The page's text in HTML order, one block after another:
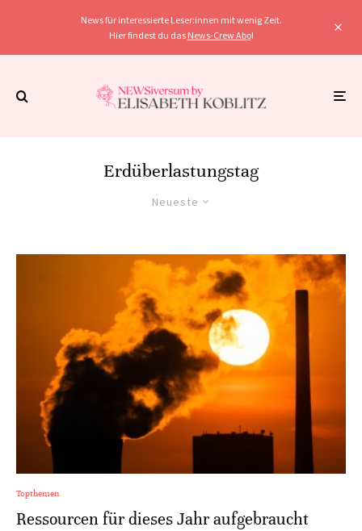
News für interessierte Leser:innen mit wenig Zeit.
Hier findest du das News-Crew Abo!
Erdüberlastungstag
Neueste
Topthemen
Ressourcen für dieses Jahr aufgebraucht